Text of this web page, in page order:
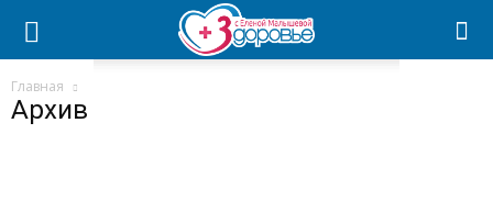
Главная
Архив